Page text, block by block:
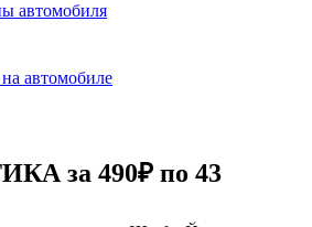
автомобиля
автомобиле
за 490₽ по 43